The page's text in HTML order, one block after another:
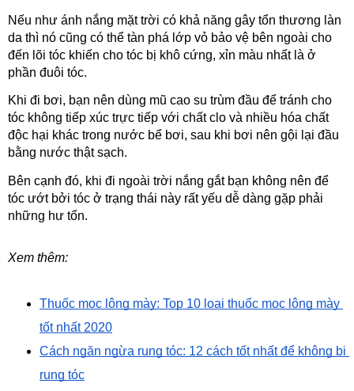
Nếu như ánh nắng mặt trời có khả năng gây tổn thương làn
da thì nó cũng có thể tàn phá lớp vỏ bảo vệ bên ngoài cho
đến lõi tóc khiến cho tóc bị khô cứng, xỉn màu nhất là ở
phần đuôi tóc.
Khi đi bơi, bạn nên dùng mũ cao su trùm đầu để tránh cho
tóc không tiếp xúc trực tiếp với chất clo và nhiều hóa chất
độc hại khác trong nước bể bơi, sau khi bơi nên gội lại đầu
bằng nước thật sạch.
Bên cạnh đó, khi đi ngoài trời nắng gắt bạn không nên để
tóc ướt bởi tóc ở trạng thái này rất yếu dễ dàng gặp phải
những hư tổn.
Xem thêm:
Thuốc mọc lông mày: Top 10 loại thuốc mọc lông mày
tốt nhất 2020
Cách ngăn ngừa rụng tóc: 12 cách tốt nhất để không bị
rụng tóc